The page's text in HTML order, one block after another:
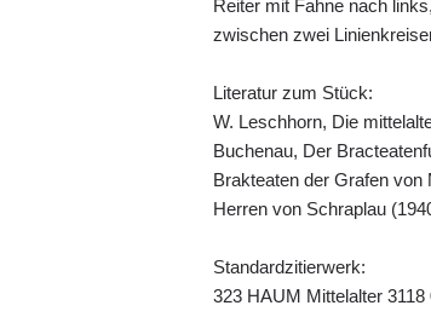
Reiter mit Fahne nach
zwischen zwei
Literatur zum Stück:
W. Leschhorn, Die
Buchenau, Der
Brakteaten der Grafen von
Herren von Schraplau
Standardzitierwerk:
323 HAUM Mittelalter 3118